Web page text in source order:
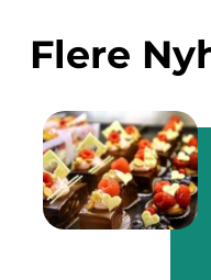
Flere